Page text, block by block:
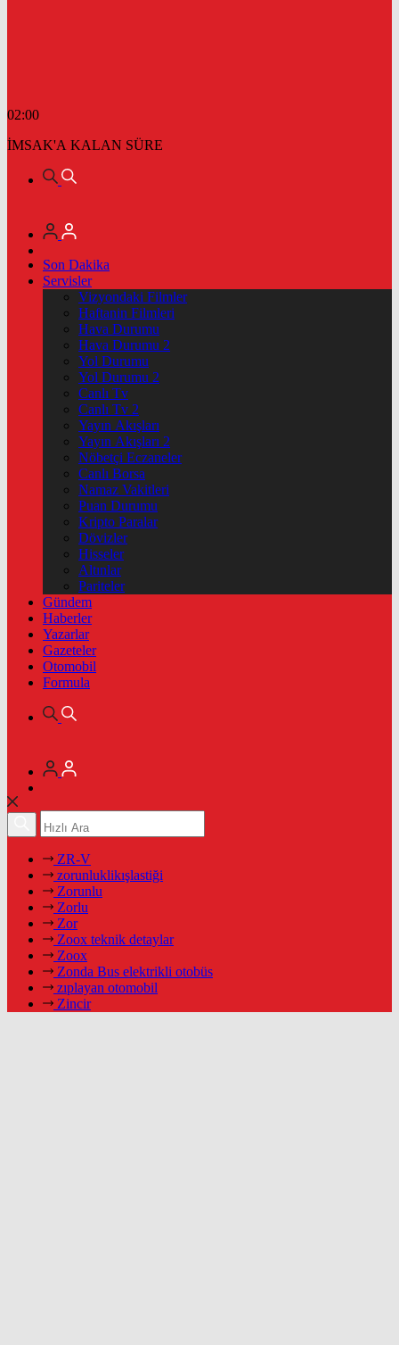
02:00
İMSAK'A KALAN SÜRE
Son Dakika
Servisler
Vizyondaki Filmler
Haftanin Filmleri
Hava Durumu
Hava Durumu 2
Yol Durumu
Yol Durumu 2
Canlı Tv
Canlı Tv 2
Yayın Akışları
Yayın Akışları 2
Nöbetçi Eczaneler
Canlı Borsa
Namaz Vakitleri
Puan Durumu
Kripto Paralar
Dövizler
Hisseler
Altınlar
Pariteler
Gündem
Haberler
Yazarlar
Gazeteler
Otomobil
Formula
ZR-V
zorunluklikışlastiği
Zorunlu
Zorlu
Zor
Zoox teknik detaylar
Zoox
Zonda Bus elektrikli otobüs
zıplayan otomobil
Zincir